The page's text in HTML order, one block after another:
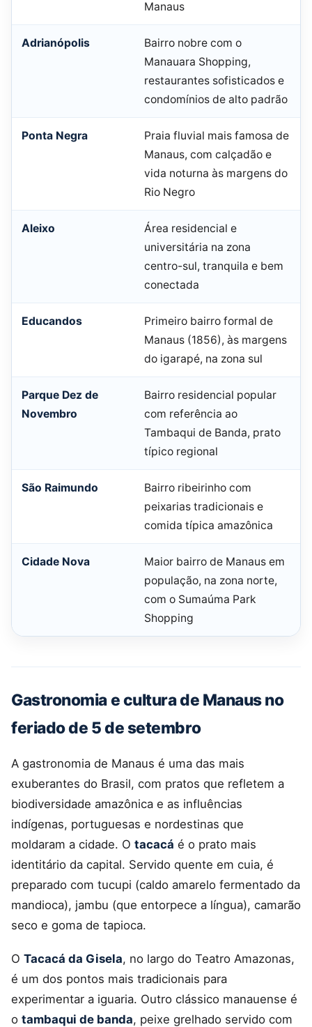
Manaus
Adrianópolis
Bairro nobre com o
Manauara Shopping,
restaurantes sofisticados e
condomínios de alto padrão
Ponta Negra
Praia fluvial mais famosa de
Manaus, com calçadão e
vida noturna às margens do
Rio Negro
Aleixo
Área residencial e
universitária na zona
centro-sul, tranquila e bem
conectada
Educandos
Primeiro bairro formal de
Manaus (1856), às margens
do igarapé, na zona sul
Parque Dez de
Novembro
Bairro residencial popular
com referência ao
Tambaqui de Banda, prato
típico regional
São Raimundo
Bairro ribeirinho com
peixarias tradicionais e
comida típica amazônica
Cidade Nova
Maior bairro de Manaus em
população, na zona norte,
com o Sumaúma Park
Shopping
Gastronomia e cultura de Manaus no
feriado de 5 de setembro
A gastronomia de Manaus é uma das mais
exuberantes do Brasil, com pratos que refletem a
biodiversidade amazônica e as influências
indígenas, portuguesas e nordestinas que
moldaram a cidade. O tacacá é o prato mais
identitário da capital. Servido quente em cuia, é
preparado com tucupi (caldo amarelo fermentado da
mandioca), jambu (que entorpece a língua), camarão
seco e goma de tapioca.
O Tacacá da Gisela, no largo do Teatro Amazonas,
é um dos pontos mais tradicionais para
experimentar a iguaria. Outro clássico manauense é
o tambaqui de banda, peixe grelhado servido com